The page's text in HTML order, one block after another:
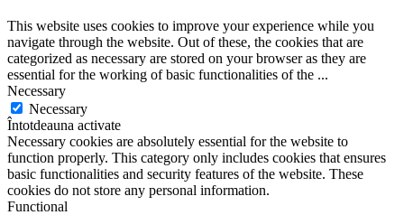
This website uses cookies to improve your experience while you
navigate through the website. Out of these, the cookies that are
categorized as necessary are stored on your browser as they are
essential for the working of basic functionalities of the ...
Necessary
Necessary
Întotdeauna activate
Necessary cookies are absolutely essential for the website to
function properly. This category only includes cookies that ensures
basic functionalities and security features of the website. These
cookies do not store any personal information.
Functional